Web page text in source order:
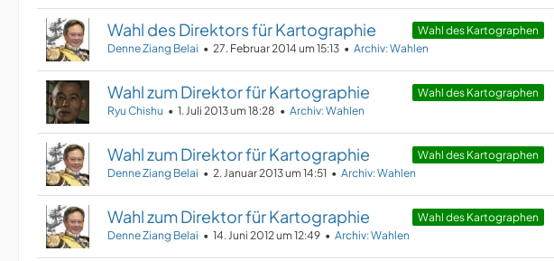
Wahl des Kartographen
Wahl des Direktors für Kartographie
Denne Ziang Belai 27. Februar 2014 um 15:13 Archiv: Wahlen
Wahl des Kartographen
Wahl zum Direktor für Kartographie
Ryu Chishu 1. Juli 2013 um 18:28 Archiv: Wahlen
Wahl des Kartographen
Wahl zum Direktor für Kartographie
Denne Ziang Belai 2. Januar 2013 um 14:51 Archiv: Wahlen
Wahl des Kartographen
Wahl zum Direktor für Kartographie
Denne Ziang Belai 14. Juni 2012 um 12:49 Archiv: Wahlen